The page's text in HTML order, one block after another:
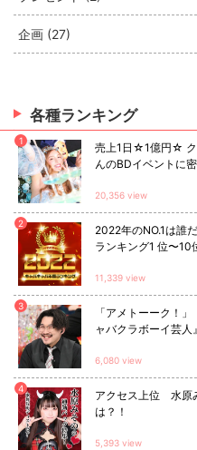
企画 (27)
各種ランキング
1
売上1日☆1億円☆ ク
んのBDイベントに密
20,356 view
2
2022年のNO.1は誰
ランキング1 位〜
11,339 view
3
「アメトーーク！
ャバクラボーイ芸人
6,080 view
4
アクセス上位 水原
は？！
5,393 view